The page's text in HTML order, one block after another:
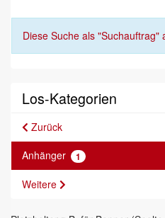
Diese Suche als "Suchauftrag"
Los-Kategorien
Zurück
Anhänger
1
Weitere